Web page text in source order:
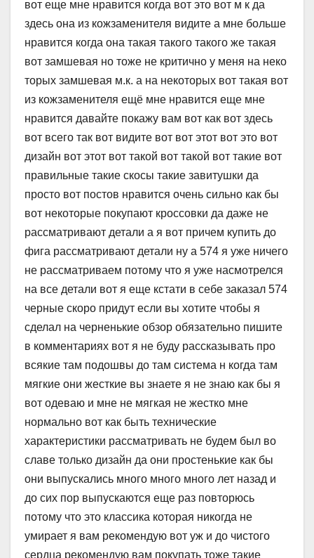
вот еще мне нравится когда вот это вот м к да
здесь она из кожзаменителя видите а мне больше
нравится когда она такая такого такого же такая
вот замшевая но тоже не критично у меня на неко
торых замшевая м.к. а на некоторых вот такая вот
из кожзаменителя ещё мне нравится еще мне
нравится давайте покажу вам вот как вот здесь
вот всего так вот видите вот вот этот вот это вот
дизайн вот этот вот такой вот такой вот такие вот
правильные такие скосы такие завитушки да
просто вот постов нравится очень сильно как бы
вот некоторые покупают кроссовки да даже не
рассматривают детали а я вот причем купить до
фига рассматривают детали ну а 574 я уже ничего
не рассматриваем потому что я уже насмотрелся
на все детали вот я еще кстати в себе заказал 574
черные скоро придут если вы хотите чтобы я
сделал на черненькие обзор обязательно пишите
в комментариях вот я не буду рассказывать про
всякие там подошвы до там система н когда там
мягкие они жесткие вы знаете я не знаю как бы я
вот одеваю и мне не мягкая не жестко мне
нормально вот как быть технические
характеристики рассматривать не будем был во
славе только дизайн да они простенькие как бы
они выпускались много много много лет назад и
до сих пор выпускаются еще раз повторюсь
потому что это классика которая никогда не
умирает я вам рекомендую вот уж и до чистого
сердца рекомендую вам покупать тоже такие